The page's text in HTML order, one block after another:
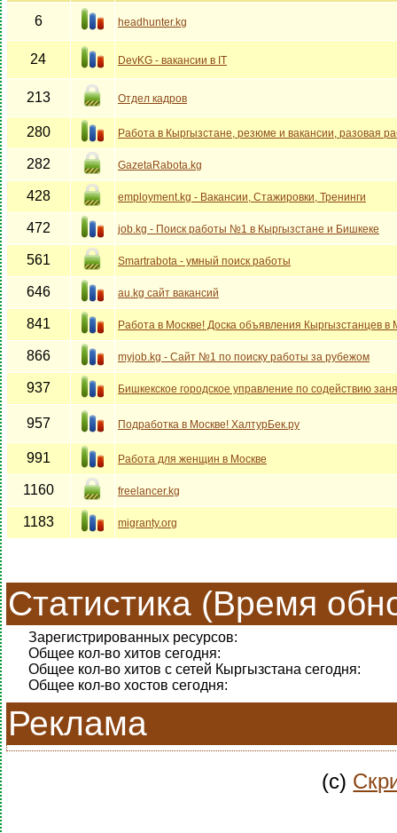
6 headhunter.kg
24 DevKG - вакансии в IT
213 Отдел кадров
280 Работа в Кыргызстане, резюме и вакансии, разовая
282 GazetaRabota.kg
428 employment.kg - Вакансии, Стажировки, Тренинги
472 job.kg - Поиск работы №1 в Кыргызстане и Бишкеке
561 Smartrabota - умный поиск работы
646 au.kg сайт вакансий
841 Работа в Москве! Доска объявления Кыргызстанцев в
866 myjob.kg - Сайт №1 по поиску работы за рубежом
937 Бишкекское городское управление по содействию
957 Подработка в Москве! ХалтурБек.ру
991 Работа для женщин в Москве
1160 freelancer.kg
1183 migranty.org
Статистика (Время
Зарегистрированных ресурсов:
Общее кол-во хитов сегодня:
Общее кол-во хитов с сетей Кыргызстана сегодня:
Общее кол-во хостов сегодня:
Реклама
(c)